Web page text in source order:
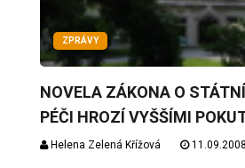
ZPRÁVY
NOVELA ZÁKONA O
PÉČI HROZÍ VYŠŠÍMI
Helena Zelená Křížová 11.09.2008